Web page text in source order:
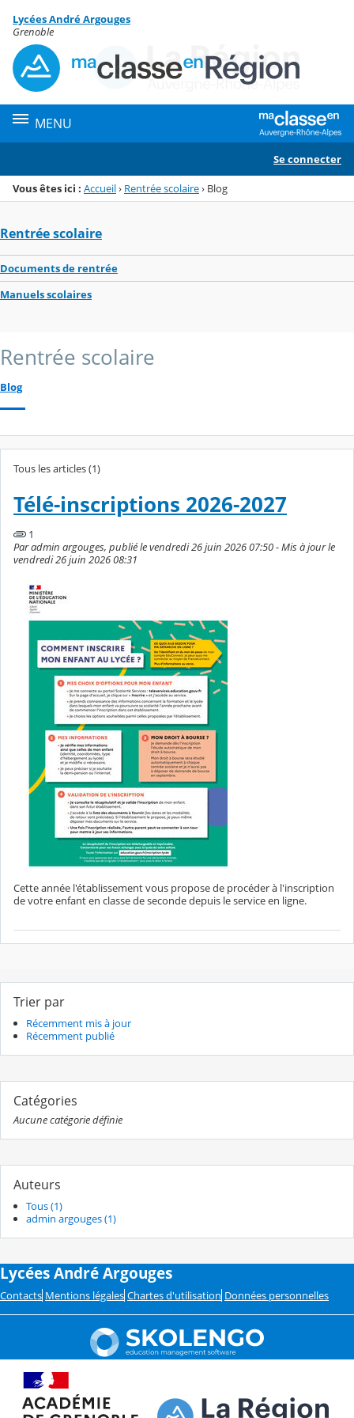
Menu de la rubrique
Contenu
Lycées André Argouges
Grenoble
MENU
Se connecter
Vous êtes ici : Accueil› Rentrée scolaire› Blog
Rentrée scolaire
Documents de rentrée
Manuels scolaires
Rentrée scolaire
Blog
Tous les articles (1)
Télé-inscriptions 2026-2027
1
Par admin argouges, publié le vendredi 26 juin 2026 07:50 - Mis à jour le
vendredi 26 juin 2026 08:31
Cette année l'établissement vous propose de procéder à l'inscription
de votre enfant en classe de seconde depuis le service en ligne.
Trier par
Récemment mis à jour
Récemment publié
Catégories
Aucune catégorie définie
Auteurs
Tous (1)
admin argouges (1)
Lycées André Argouges
Contacts Mentions légales Chartes d'utilisation Données personnelles